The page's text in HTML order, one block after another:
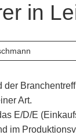
in
der
Art.
E/D/E
im